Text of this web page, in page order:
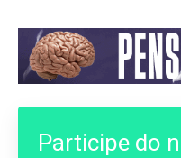
Participe do